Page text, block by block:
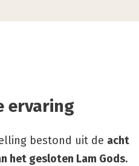
ervaring
bestond uit de acht
het gesloten Lam Gods.